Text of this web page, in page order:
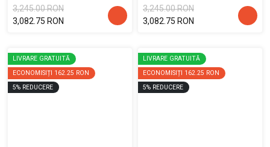
3,245.00 RON
3,082.75 RON
3,245.00 RON
3,082.75 RON
LIVRARE GRATUITĂ
ECONOMISIȚI 162.25 RON
5% REDUCERE
LIVRARE GRATUITĂ
ECONOMISIȚI 162.25 RON
5% REDUCERE